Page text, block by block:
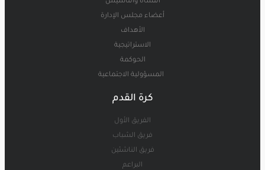
أعضاء مجلس الإدارة
الأهداف
الاستراتيجية
الحوكمة
المسؤولية الاجتماعية
كرة القدم
الفريق الأول
فريق الشباب
فريق الناشئين
البراعم